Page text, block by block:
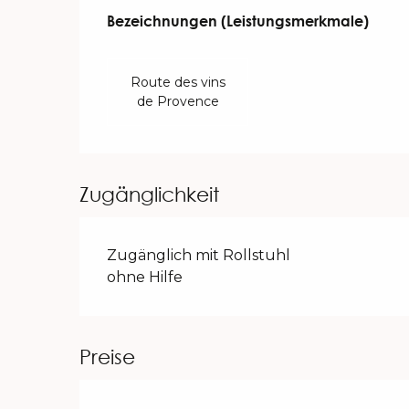
Bezeichnungen (Leistungsmerkmale)
Bezeichnungen (Leistungsmerkmale)
Route des vins
de Provence
Zugänglichkeit
Zugänglich mit Rollstuhl
ohne Hilfe
Preise